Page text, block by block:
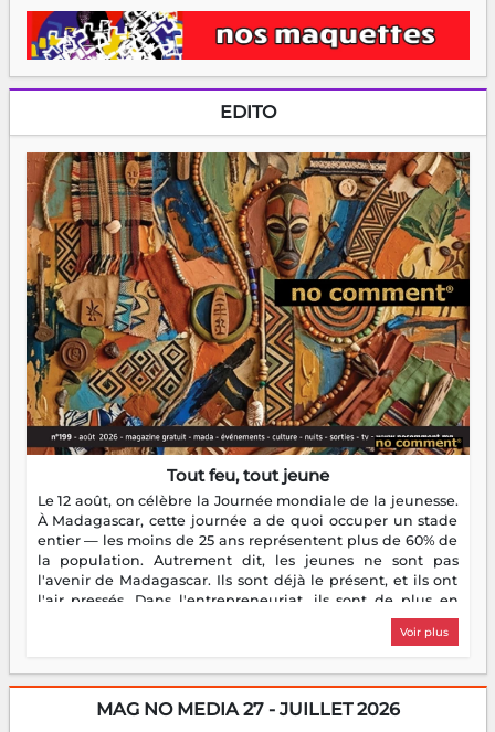
EDITO
Tout feu, tout jeune
Le 12 août, on célèbre la Journée mondiale de la jeunesse.
À Madagascar, cette journée a de quoi occuper un stade
entier — les moins de 25 ans représentent plus de 60% de
la population. Autrement dit, les jeunes ne sont pas
l'avenir de Madagascar. Ils sont déjà le présent, et ils ont
l'air pressés. Dans l'entrepreneuriat, ils sont de plus en
plus nombreux à se lancer, à créer, à risquer — souvent
sans filet, souvent sans aide, mais toujours avec cette
dorment vraiment la nuit. En culture, les nouvelles sont
encore meilleures. Aina Rasamoelina vient de décrocher le
Prix RFI Instrumental Afrique. Miangaly Elia rafle le Prix
Voir plus
MAG NO MEDIA 27 - JUILLET 2026